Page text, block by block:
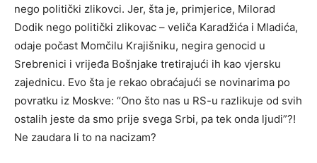
nego politički zlikovci. Jer, šta je, primjerice, Milorad
Dodik nego politički zlikovac – veliča Karadžića i Mladića,
odaje počast Momčilu Krajišniku, negira genocid u
Srebrenici i vrijeđa Bošnjake tretirajući ih kao vjersku
zajednicu. Evo šta je rekao obraćajući se novinarima po
povratku iz Moskve: “Ono što nas u RS-u razlikuje od svih
ostalih jeste da smo prije svega Srbi, pa tek onda ljudi”?!
Ne zaudara li to na nacizam?